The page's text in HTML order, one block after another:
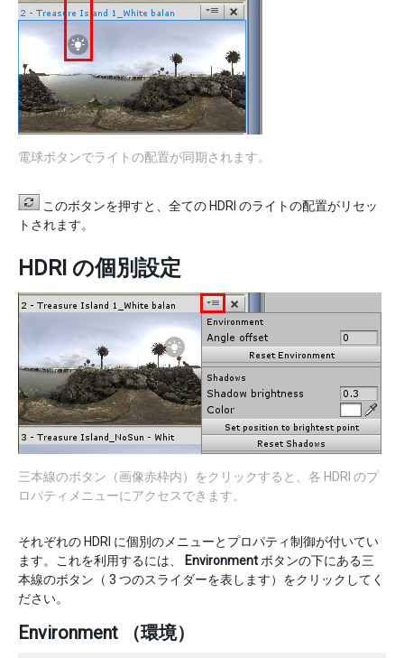
電球ボタンでライトの配置が同期されます。
このボタンを押すと、全ての HDRI のライトの配置がリセッ
トされます。
HDRI の個別設定
三本線のボタン（画像赤枠内）をクリックすると、各 HDRI のプ
ロパティメニューにアクセスできます。
それぞれの HDRI に個別のメニューとプロパティ制御が付いてい
ます。これを利用するには、
Environment ボタンの下にある三
本線のボタン（ 3 つのスライダーを表します）をクリックしてく
ださい。
Environment （環境）